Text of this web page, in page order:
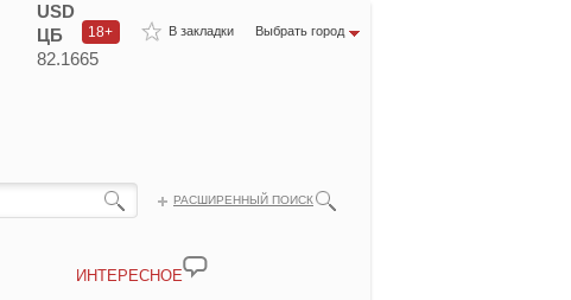
В закладки Выбрать город
18+
USD
ЦБ
82.1665
РАСШИРЕННЫЙ ПОИСК
ИНТЕРЕСНОЕ